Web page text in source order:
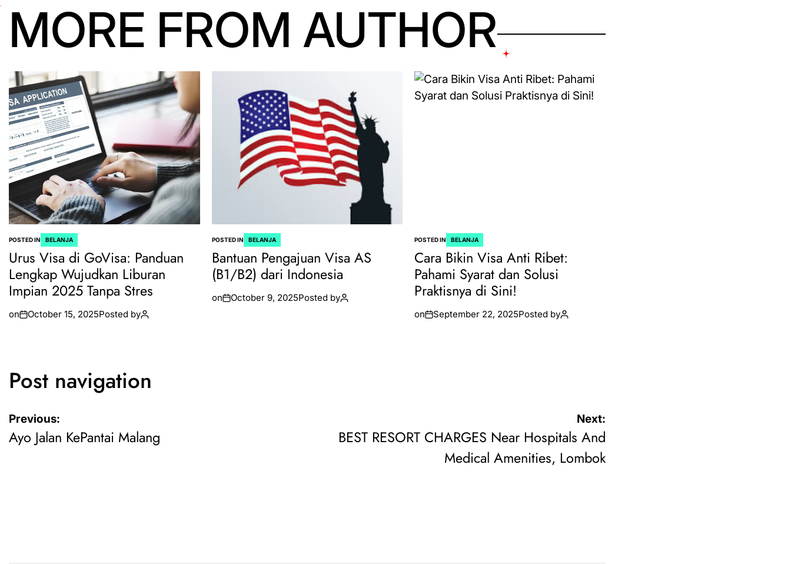
MORE FROM AUTHOR
POSTED IN BELANJA
Urus Visa di GoVisa: Panduan
Lengkap Wujudkan Liburan
Impian 2025 Tanpa Stres
on October 15, 2025Posted by
POSTED IN BELANJA
Bantuan Pengajuan Visa AS
(B1/B2) dari Indonesia
on October 9, 2025Posted by
POSTED IN BELANJA
Cara Bikin Visa Anti Ribet:
Pahami Syarat dan Solusi
Praktisnya di Sini!
on September 22, 2025Posted by
Post navigation
Previous:
Ayo Jalan KePantai Malang
Next:
BEST RESORT CHARGES Near Hospitals And
Medical Amenities, Lombok